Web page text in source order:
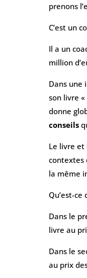
prenons
C’est un
Il a un
million
Dans une
son livre
donne
conseils
Le livre et
contextes
la même
Qu’est-ce
Dans le
livre au
Dans le
au prix